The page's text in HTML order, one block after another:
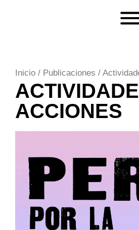
Inicio / Publicaciones /
ACCIONES